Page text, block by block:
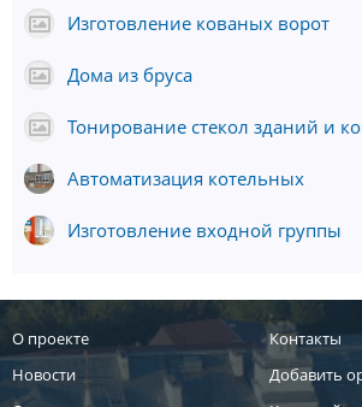
Изготовление кованых ворот
Дома из бруса
Тонирование стекол зданий и
Автоматизация котельных
Изготовление входной группы
О проекте
Новости
Контакты
Добавить